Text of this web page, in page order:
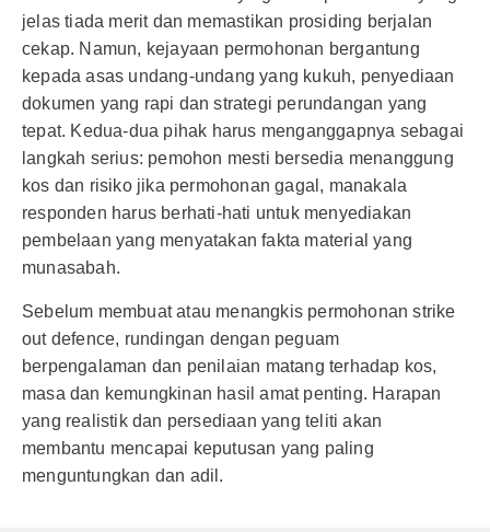
jelas tiada merit dan memastikan prosiding berjalan
cekap. Namun, kejayaan permohonan bergantung
kepada asas undang-undang yang kukuh, penyediaan
dokumen yang rapi dan strategi perundangan yang
tepat. Kedua-dua pihak harus menganggapnya sebagai
langkah serius: pemohon mesti bersedia menanggung
kos dan risiko jika permohonan gagal, manakala
responden harus berhati-hati untuk menyediakan
pembelaan yang menyatakan fakta material yang
munasabah.
Sebelum membuat atau menangkis permohonan strike
out defence, rundingan dengan peguam
berpengalaman dan penilaian matang terhadap kos,
masa dan kemungkinan hasil amat penting. Harapan
yang realistik dan persediaan yang teliti akan
membantu mencapai keputusan yang paling
menguntungkan dan adil.